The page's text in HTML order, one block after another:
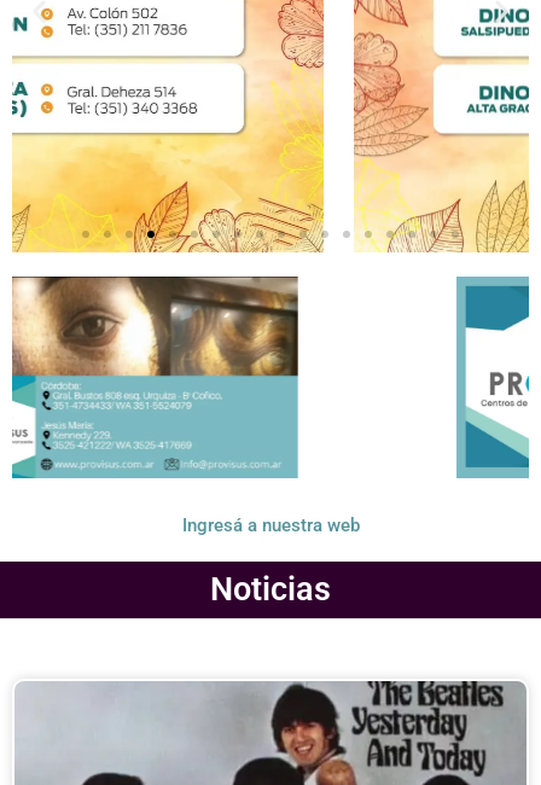
Ingresá a nuestra web
Noticias